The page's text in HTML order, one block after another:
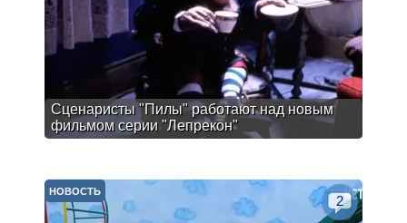
Сценаристы "Пилы" работают над новым
фильмом серии "Лепрекон"
НОВОСТЬ
2